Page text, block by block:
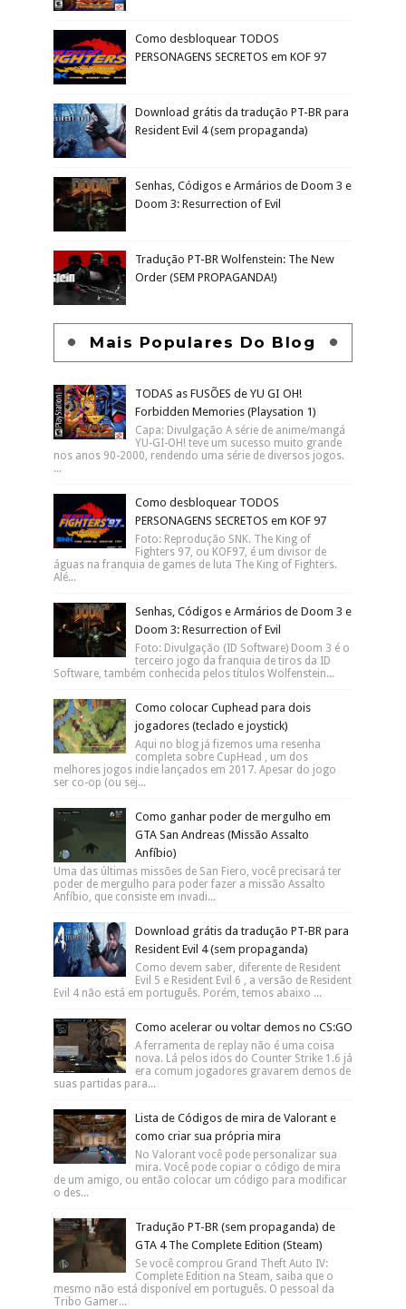
Como desbloquear TODOS
PERSONAGENS SECRETOS em KOF 97
Download grátis da tradução PT-BR para
Resident Evil 4 (sem propaganda)
Senhas, Códigos e Armários de Doom 3 e
Doom 3: Resurrection of Evil
Tradução PT-BR Wolfenstein: The New
Order (SEM PROPAGANDA!)
Mais Populares Do Blog
TODAS as FUSÕES de YU GI OH!
Forbidden Memories (Playsation 1)
Capa: Divulgação A série de anime/mangá
YU-GI-OH! teve um sucesso muito grande
nos anos 90-2000, rendendo uma série de diversos jogos.
...
Como desbloquear TODOS
PERSONAGENS SECRETOS em KOF 97
Foto: Reprodução SNK. The King of
Fighters 97, ou KOF97, é um divisor de
águas na franquia de games de luta The King of Fighters.
Alé...
Senhas, Códigos e Armários de Doom 3 e
Doom 3: Resurrection of Evil
Foto: Divulgação (ID Software) Doom 3 é o
terceiro jogo da franquia de tiros da ID
Software, também conhecida pelos títulos Wolfenstein...
Como colocar Cuphead para dois
jogadores (teclado e joystick)
Aqui no blog já fizemos uma resenha
completa sobre CupHead , um dos
melhores jogos indie lançados em 2017. Apesar do jogo
ser co-op (ou sej...
Como ganhar poder de mergulho em
GTA San Andreas (Missão Assalto
Anfíbio)
Uma das últimas missões de San Fiero, você precisará ter
poder de mergulho para poder fazer a missão Assalto
Anfíbio, que consiste em invadi...
Download grátis da tradução PT-BR para
Resident Evil 4 (sem propaganda)
Como devem saber, diferente de Resident
Evil 5 e Resident Evil 6 , a versão de Resident
Evil 4 não está em português. Porém, temos abaixo ...
Como acelerar ou voltar demos no CS:GO
A ferramenta de replay não é uma coisa
nova. Lá pelos idos do Counter Strike 1.6 já
era comum jogadores gravarem demos de
suas partidas para...
Lista de Códigos de mira de Valorant e
como criar sua própria mira
No Valorant você pode personalizar sua
mira. Você pode copiar o código de mira
de um amigo, ou então colocar um código para modificar
o des...
Tradução PT-BR (sem propaganda) de
GTA 4 The Complete Edition (Steam)
Se você comprou Grand Theft Auto IV:
Complete Edition na Steam, saiba que o
mesmo não está disponível em português. O pessoal da
Tribo Gamer...